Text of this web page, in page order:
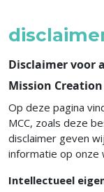
Disclaimer voor
Mission Creation
Op deze pagina
MCC, zoals deze
disclaimer geven
informatie op onze
Intellectueel